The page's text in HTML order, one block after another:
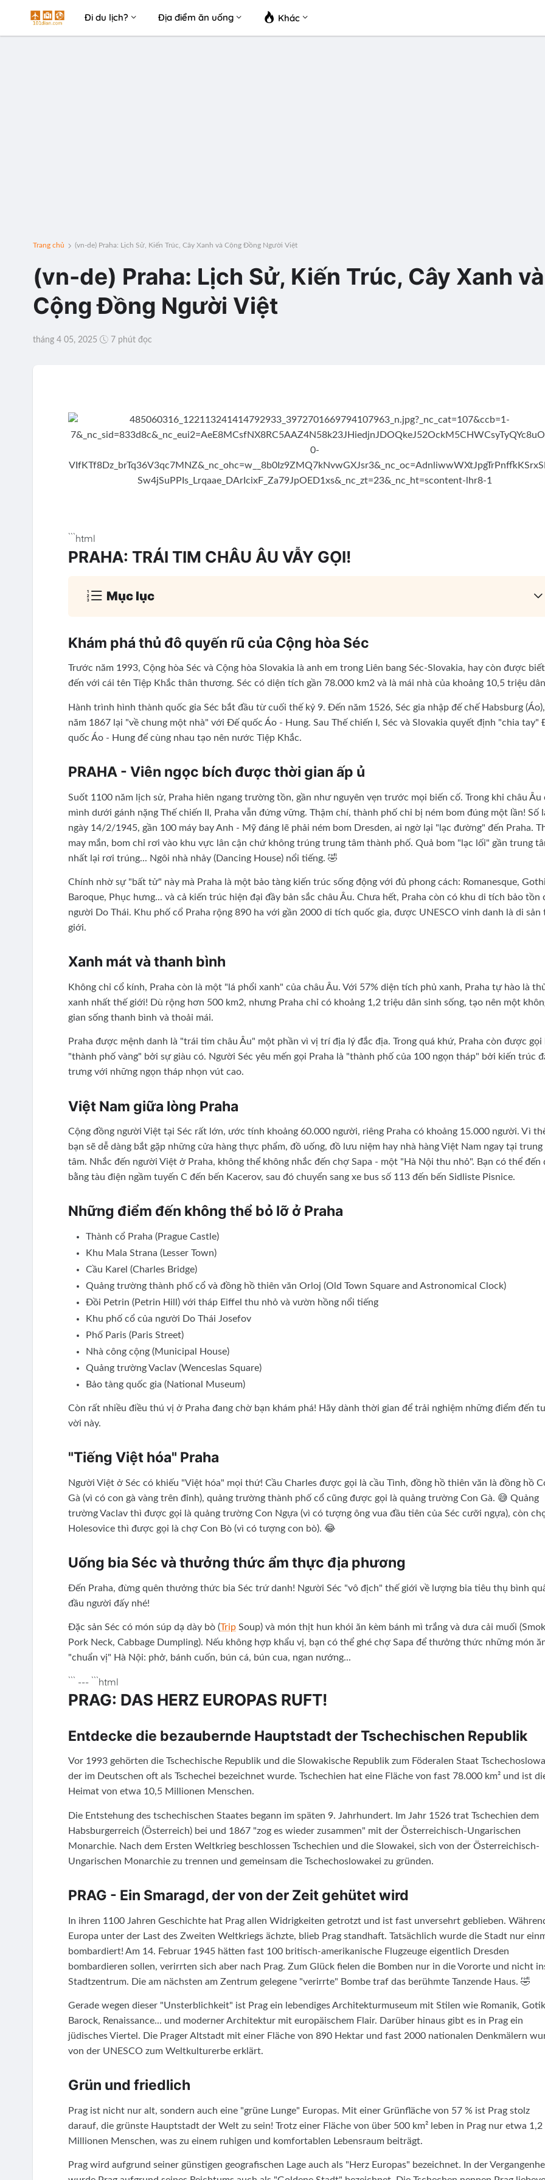
Đi du lịch? Địa điểm ăn uống Khác
Trang chủ (vn-de) Praha: Lịch Sử, Kiến Trúc, Cây Xanh và Cộng Đồng Người Việt
(vn-de) Praha: Lịch Sử, Kiến Trúc, Cây Xanh và
Cộng Đồng Người Việt
tháng 4 05, 2025 7 phút đọc
```html
PRAHA: TRÁI TIM CHÂU ÂU VẪY GỌI!
Mục lục
Khám phá thủ đô quyến rũ của Cộng hòa Séc
Trước năm 1993, Cộng hòa Séc và Cộng hòa Slovakia là anh em trong Liên bang Séc-Slovakia, hay còn được biết
đến với cái tên Tiệp Khắc thân thương. Séc có diện tích gần 78.000 km2 và là mái nhà của khoảng 10,5 triệu
Hành trình hình thành quốc gia Séc bắt đầu từ cuối thế kỷ 9. Đến năm 1526, Séc gia nhập đế chế Habsburg
năm 1867 lại "về chung một nhà" với Đế quốc Áo - Hung. Sau Thế chiến I, Séc và Slovakia quyết định "chia tay"
quốc Áo - Hung để cùng nhau tạo nên nước Tiệp Khắc.
PRAHA - Viên ngọc bích được thời gian ấp ủ
Suốt 1100 năm lịch sử, Praha hiên ngang trường tồn, gần như nguyên vẹn trước mọi biến cố. Trong khi châu Âu
mình dưới gánh nặng Thế chiến II, Praha vẫn đứng vững. Thậm chí, thành phố chỉ bị ném bom đúng một lần! Số
ngày 14/2/1945, gần 100 máy bay Anh - Mỹ đáng lẽ phải ném bom Dresden, ai ngờ lại "lạc đường" đến Praha.
may mắn, bom chỉ rơi vào khu vực lân cận chứ không trúng trung tâm thành phố. Quả bom "lạc lối" gần trung
nhất lại rơi trúng... Ngôi nhà nhảy (Dancing House) nổi tiếng. 🤣
Chính nhờ sự "bất tử" này mà Praha là một bảo tàng kiến trúc sống động với đủ phong cách: Romanesque,
Baroque, Phục hưng... và cả kiến trúc hiện đại đầy bản sắc châu Âu. Chưa hết, Praha còn có khu di tích bảo tồn
người Do Thái. Khu phố cổ Praha rộng 890 ha với gần 2000 di tích quốc gia, được UNESCO vinh danh là di sản
giới.
Xanh mát và thanh bình
Không chỉ cổ kính, Praha còn là một "lá phổi xanh" của châu Âu. Với 57% diện tích phủ xanh, Praha tự hào là
xanh nhất thế giới! Dù rộng hơn 500 km2, nhưng Praha chỉ có khoảng 1,2 triệu dân sinh sống, tạo nên một
gian sống thanh bình và thoải mái.
Praha được mệnh danh là "trái tim châu Âu" một phần vì vị trí địa lý đắc địa. Trong quá khứ, Praha còn được gọi
"thành phố vàng" bởi sự giàu có. Người Séc yêu mến gọi Praha là "thành phố của 100 ngọn tháp" bởi kiến trúc
trưng với những ngọn tháp nhọn vút cao.
Việt Nam giữa lòng Praha
Cộng đồng người Việt tại Séc rất lớn, ước tính khoảng 60.000 người, riêng Praha có khoảng 15.000 người. Vì
bạn sẽ dễ dàng bắt gặp những cửa hàng thực phẩm, đồ uống, đồ lưu niệm hay nhà hàng Việt Nam ngay tại trung
tâm. Nhắc đến người Việt ở Praha, không thể không nhắc đến chợ Sapa - một "Hà Nội thu nhỏ". Bạn có thể đến
bằng tàu điện ngầm tuyến C đến bến Kacerov, sau đó chuyển sang xe bus số 113 đến bến Sidliste Pisnice.
Những điểm đến không thể bỏ lỡ ở Praha
Thành cổ Praha (Prague Castle)
Khu Mala Strana (Lesser Town)
Cầu Karel (Charles Bridge)
Quảng trường thành phố cổ và đồng hồ thiên văn Orloj (Old Town Square and Astronomical Clock)
Đồi Petrin (Petrin Hill) với tháp Eiffel thu nhỏ và vườn hồng nổi tiếng
Khu phố cổ của người Do Thái Josefov
Phố Paris (Paris Street)
Nhà công cộng (Municipal House)
Quảng trường Vaclav (Wenceslas Square)
Bảo tàng quốc gia (National Museum)
Còn rất nhiều điều thú vị ở Praha đang chờ bạn khám phá! Hãy dành thời gian để trải nghiệm những điểm đến
vời này.
"Tiếng Việt hóa" Praha
Người Việt ở Séc có khiếu "Việt hóa" mọi thứ! Cầu Charles được gọi là cầu Tình, đồng hồ thiên văn là đồng hồ
Gà (vì có con gà vàng trên đỉnh), quảng trường thành phố cổ cũng được gọi là quảng trường Con Gà. 😅 Quảng
trường Vaclav thì được gọi là quảng trường Con Ngựa (vì có tượng ông vua đầu tiên của Séc cưỡi ngựa), còn
Holesovice thì được gọi là chợ Con Bò (vì có tượng con bò). 😂
Uống bia Séc và thưởng thức ẩm thực địa phương
Đến Praha, đừng quên thưởng thức bia Séc trứ danh! Người Séc "vô địch" thế giới về lượng bia tiêu thụ bình
đầu người đấy nhé!
Đặc sản Séc có món súp dạ dày bò (TripSoup) và món thịt hun khói ăn kèm bánh mì trắng và dưa cải muối
Pork Neck, Cabbage Dumpling). Nếu không hợp khẩu vị, bạn có thể ghé chợ Sapa để thưởng thức những món
"chuẩn vị" Hà Nội: phở, bánh cuốn, bún cá, bún cua, ngan nướng...
``` --- ```html
PRAG: DAS HERZ EUROPAS RUFT!
Entdecke die bezaubernde Hauptstadt der Tschechischen Republik
Vor 1993 gehörten die Tschechische Republik und die Slowakische Republik zum Föderalen Staat
der im Deutschen oft als Tschechei bezeichnet wurde. Tschechien hat eine Fläche von fast 78.000 km² und ist
Heimat von etwa 10,5 Millionen Menschen.
Die Entstehung des tschechischen Staates begann im späten 9. Jahrhundert. Im Jahr 1526 trat Tschechien dem
Habsburgerreich (Österreich) bei und 1867 "zog es wieder zusammen" mit der Österreichisch-Ungarischen
Monarchie. Nach dem Ersten Weltkrieg beschlossen Tschechien und die Slowakei, sich von der Österreichisch-
Ungarischen Monarchie zu trennen und gemeinsam die Tschechoslowakei zu gründen.
PRAG - Ein Smaragd, der von der Zeit gehütet wird
In ihren 1100 Jahren Geschichte hat Prag allen Widrigkeiten getrotzt und ist fast unversehrt geblieben.
Europa unter der Last des Zweiten Weltkriegs ächzte, blieb Prag standhaft. Tatsächlich wurde die Stadt nur
bombardiert! Am 14. Februar 1945 hätten fast 100 britisch-amerikanische Flugzeuge eigentlich Dresden
bombardieren sollen, verirrten sich aber nach Prag. Zum Glück fielen die Bomben nur in die Vororte und nicht
Stadtzentrum. Die am nächsten am Zentrum gelegene "verirrte" Bombe traf das berühmte Tanzende Haus. 🤣
Gerade wegen dieser "Unsterblichkeit" ist Prag ein lebendiges Architekturmuseum mit Stilen wie Romanik,
Barock, Renaissance... und moderner Architektur mit europäischem Flair. Darüber hinaus gibt es in Prag ein
jüdisches Viertel. Die Prager Altstadt mit einer Fläche von 890 Hektar und fast 2000 nationalen Denkmälern
von der UNESCO zum Weltkulturerbe erklärt.
Grün und friedlich
Prag ist nicht nur alt, sondern auch eine "grüne Lunge" Europas. Mit einer Grünfläche von 57 % ist Prag stolz
darauf, die grünste Hauptstadt der Welt zu sein! Trotz einer Fläche von über 500 km² leben in Prag nur etwa 1,2
Millionen Menschen, was zu einem ruhigen und komfortablen Lebensraum beiträgt.
Prag wird aufgrund seiner günstigen geografischen Lage auch als "Herz Europas" bezeichnet. In der